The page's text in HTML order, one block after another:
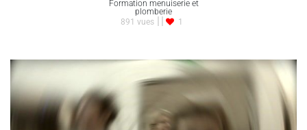
Formation menuiserie et
plomberie
891 vues
1